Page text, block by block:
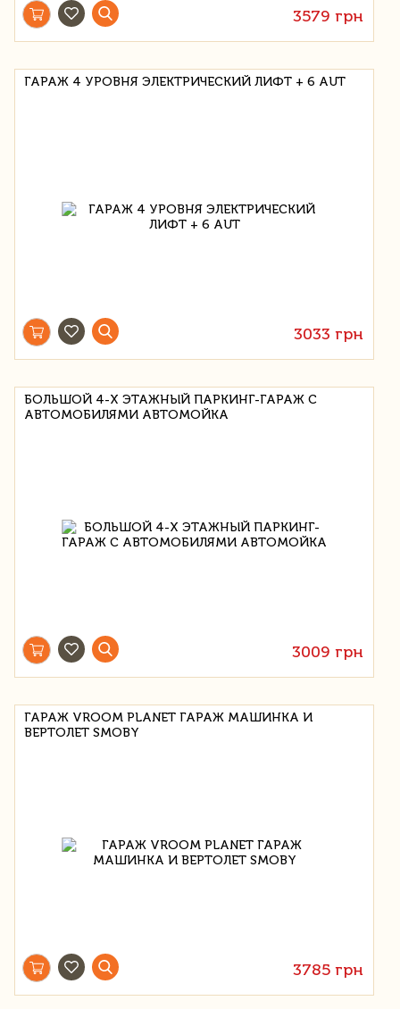
3579 грн
ГАРАЖ 4 УРОВНЯ ЭЛЕКТРИЧЕСКИЙ ЛИФТ + 6 AUT
3033 грн
БОЛЬШОЙ 4-Х ЭТАЖНЫЙ ПАРКИНГ-ГАРАЖ С
АВТОМОБИЛЯМИ АВТОМОЙКА
3009 грн
ГАРАЖ VROOM PLANET ГАРАЖ МАШИНКА И
ВЕРТОЛЕТ SMOBY
3785 грн